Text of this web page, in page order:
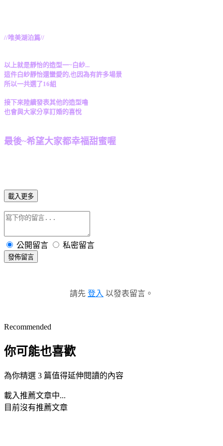
//唯美湖泊篇//
以上就是靜怡的造型一~白紗...
這件白紗靜怡還蠻愛的,也因為有許多場景
所以一共選了16組
接下來陸續發表其他的造型嚕
也會與大家分享訂婚的喜悅
最後~希望大家都幸福甜蜜喔
載入更多
公開留言 私密留言
發佈留言
請先 登入 以發表留言。
Recommended
你可能也喜歡
為你精選 3 篇值得延伸閱讀的內容
載入推薦文章中...
目前沒有推薦文章